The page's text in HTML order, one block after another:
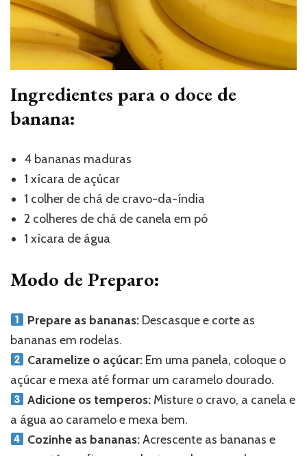
Ingredientes para o doce de
banana:
4 bananas maduras
1 xícara de açúcar
1 colher de chá de cravo-da-índia
2 colheres de chá de canela em pó
1 xícara de água
Modo de Preparo:
Prepare as bananas:Descasque e corte as
bananas em rodelas.
Caramelize o açúcar:Em uma panela, coloque o
açúcar e mexa até formar um caramelo dourado.
Adicione os temperos:Misture o cravo, a canela e
a água ao caramelo e mexa bem.
Cozinhe as bananas:Acrescente as bananas e